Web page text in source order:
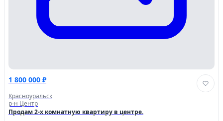
1 800 000 ₽
Красноуральск
р-н Центр
Продам 2-х комнатную квартиру в центре.